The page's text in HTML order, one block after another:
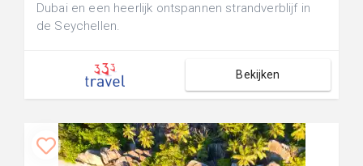
Dubai en een heerlijk ontspannen strandverblijf in
de Seychellen.
Bekijken